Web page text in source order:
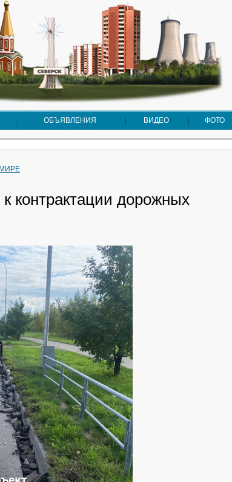
ОБЪЯВЛЕНИЯ ВИДЕО ФОТО
контрактации дорожных